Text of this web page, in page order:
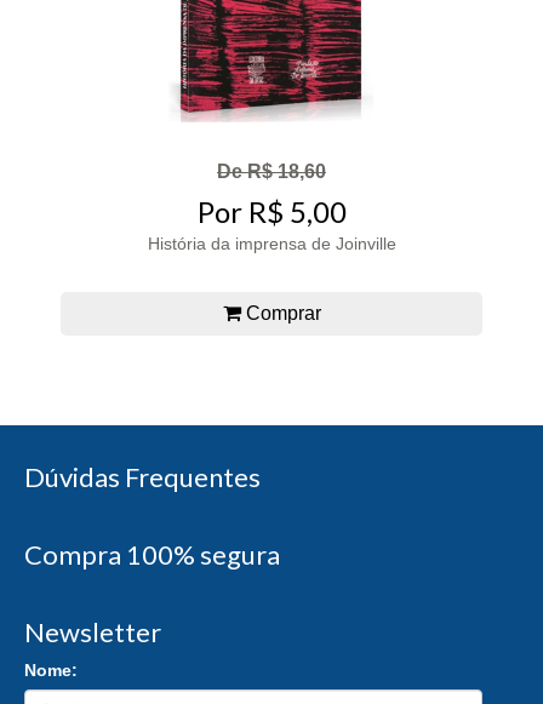
De R$ 18,60
Por R$ 5,00
História da imprensa de Joinville
Comprar
Dúvidas Frequentes
Compra 100% segura
Newsletter
Nome: